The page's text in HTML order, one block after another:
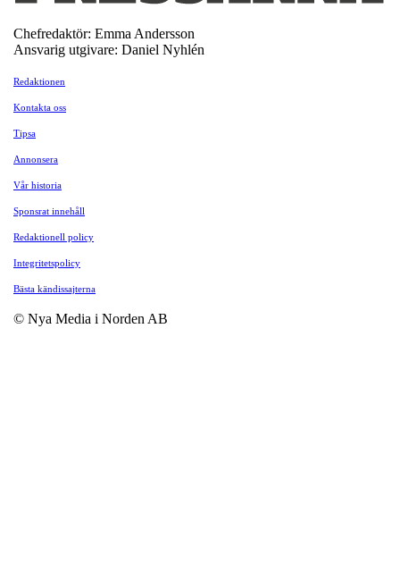
Chefredaktör: Emma Andersson
Ansvarig utgivare: Daniel Nyhlén
Redaktionen
Kontakta oss
Tipsa
Annonsera
Vår historia
Sponsrat innehåll
Redaktionell policy
Integritetspolicy
Bästa kändissajterna
© Nya Media i Norden AB